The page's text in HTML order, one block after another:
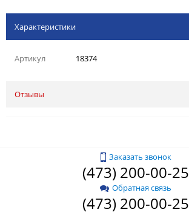
Характеристики
Артикул 18374
Отзывы
Заказать звонок
(473) 200-00-25
Обратная связь
(473) 200-00-25